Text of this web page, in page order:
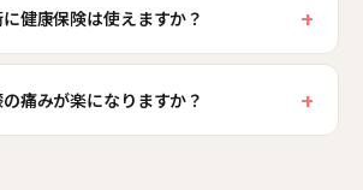
します。まだできることはたくさん
、一度ご相談ください。
ん張りや雪下ろしのしゃがみ姿勢が
えます。当院では膝を冷やさない工
の筋力を保つコツもお伝えし、寒い
理な運動をすると悪化することもあ
骨盤整骨院では、まず膝の状態を整
お伝えします。痛みの程度に合わせ
る無理のない方法をご提案しますの
健康保険は使えますか？ +
用されるのは、原因のはっきりした
られます。加齢や使いすぎによる慢
みは自費施術でのご案内が基本とな
痛みが楽になりますか？ +